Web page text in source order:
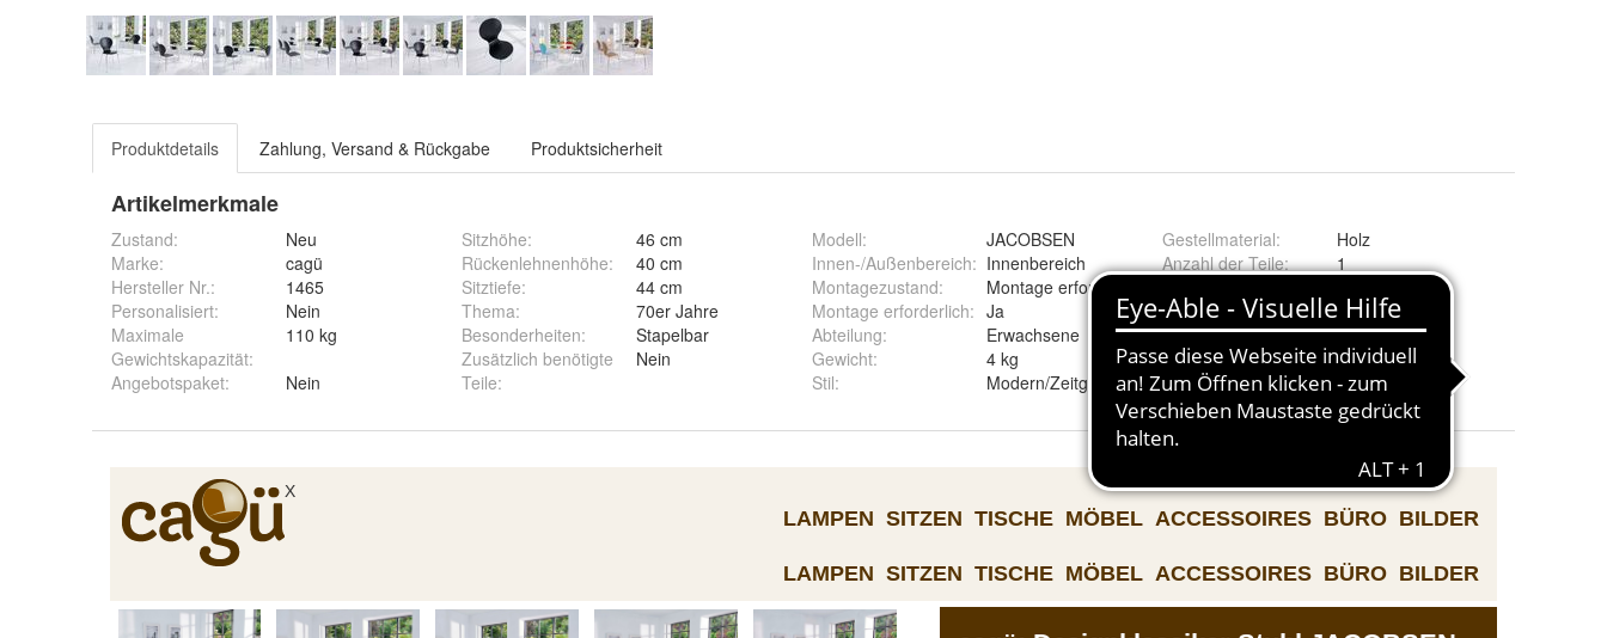
Produktdetails Zahlung, Versand & Rückgabe Produktsicherheit
Artikelmerkmale
Zustand:
Neu
Marke:
cagü
Hersteller Nr.:
1465
Personalisiert:
Nein
Maximale
Gewichtskapazität:
110 kg
Angebotspaket: Nein
Sitzhöhe:
46 cm
Rückenlehnenhöhe:
40 cm
Sitztiefe:
44 cm
Thema:
70er Jahre
Besonderheiten:
Stapelbar
Zusätzlich benötigte
Teile:
Nein
Modell:
JACOBSEN
Innen-/Außenbereich: Innenbereich
Montagezustand:
Montage erforderlich
Montage erforderlich: Ja
Abteilung:
Erwachsene
Gewicht:
4 kg
Stil: Modern/Zeitgenössisch
Gestellmaterial:
Holz
Anzahl der Teile:
1
Set enthält : Stuhl